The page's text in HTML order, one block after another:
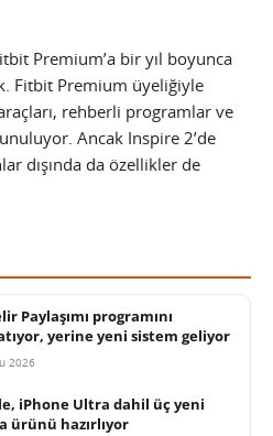
Premium’a bir yıl boyunca
Fitbit Premium üyeliğiyle
rehberli programlar ve
Ancak Inspire 2’de
dışında da özellikler de
Paylaşımı programını
yerine yeni sistem geliyor
2026
iPhone Ultra dahil üç yeni
ürünü hazırlıyor